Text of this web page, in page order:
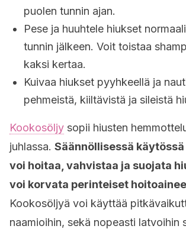
puolen tunnin ajan.
Pese ja huuhtele hiukset
tunnin jälkeen. Voit toistaa
kaksi kertaa.
Kuivaa hiukset pyyhkeellä ja
pehmeistä, kiiltävistä ja sileistä
Kookosöljy sopii hiusten
juhlassa. Säännöllisessä
voi hoitaa, vahvistaa ja suojata
voi korvata perinteiset
Kookosöljyä voi käyttää
naamioihin, sekä nopeasti latvoihin